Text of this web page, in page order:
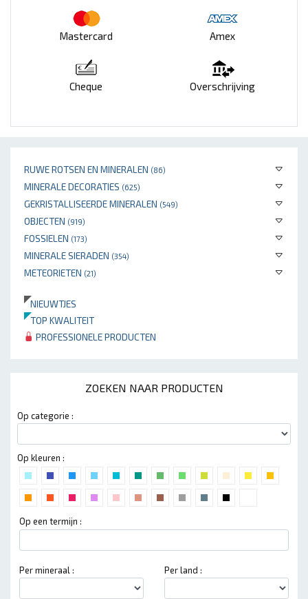
RUWE ROTSEN EN MINERALEN (86)
MINERALE DECORATIES (625)
GEKRISTALLISEERDE MINERALEN (549)
OBJECTEN (919)
FOSSIELEN (173)
MINERALE SIERADEN (354)
METEORIETEN (21)
NIEUWTJES
TOP KWALITEIT
PROFESSIONELE PRODUCTEN
ZOEKEN NAAR PRODUCTEN
Op categorie :
Op kleuren :
Op een termijn :
Per mineraal : Per land :
Mastercard Amex
Cheque Overschrijving